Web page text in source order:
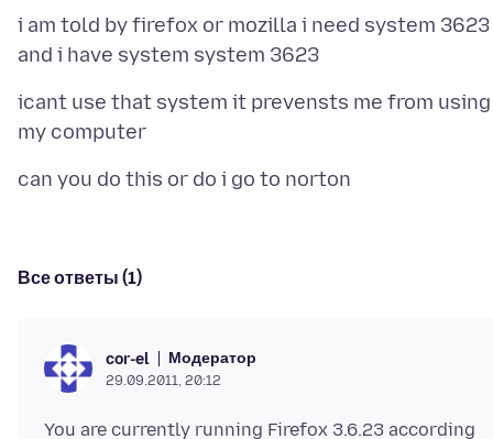
i am told by firefox or mozilla i need system 3623
icant use that system it prevensts me from using
Все ответы (1)
cor-el Модератор
29.09.2011, 20:12
You are currently running Firefox 3.6.23 according